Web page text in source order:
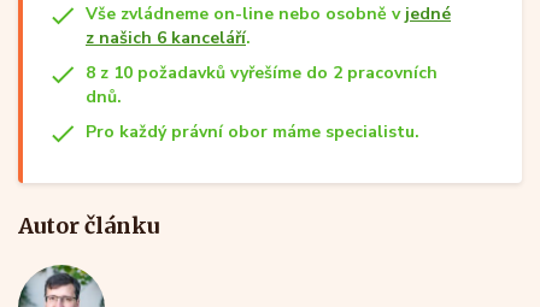
Vše zvládneme on-line nebo osobně v jedné
z našich 6 kanceláří.
8 z 10 požadavků vyřešíme do 2 pracovních
dnů.
Pro každý právní obor máme specialistu.
Autor článku